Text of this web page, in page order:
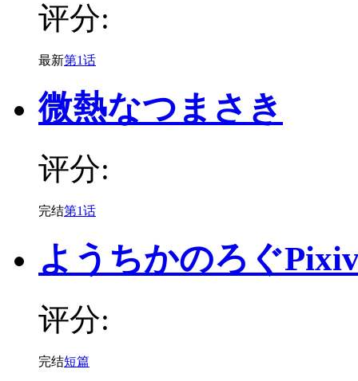
评分:
最新第1话
微熱なつまさき
评分:
完结第1话
ようちかのろぐ
评分:
完结短篇